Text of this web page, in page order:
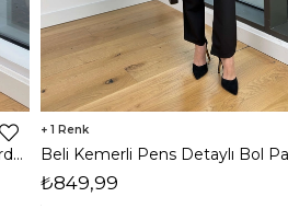
Yüksek Bel Bol Paça Payetli Kenlar Bordo Kadın Pantolon 25K348
1
₺849,99